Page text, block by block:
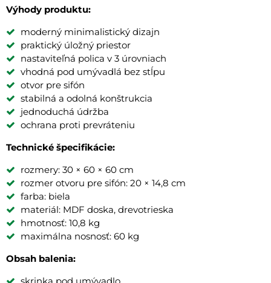
Výhody produktu:
moderný minimalistický dizajn
praktický úložný priestor
nastaviteľná polica v 3 úrovniach
vhodná pod umývadlá bez stĺpu
otvor pre sifón
stabilná a odolná konštrukcia
jednoduchá údržba
ochrana proti prevráteniu
Technické špecifikácie:
rozmery: 30 × 60 × 60 cm
rozmer otvoru pre sifón: 20 × 14,8 cm
farba: biela
materiál: MDF doska, drevotrieska
hmotnosť: 10,8 kg
maximálna nosnosť: 60 kg
Obsah balenia:
skrinka pod umývadlo